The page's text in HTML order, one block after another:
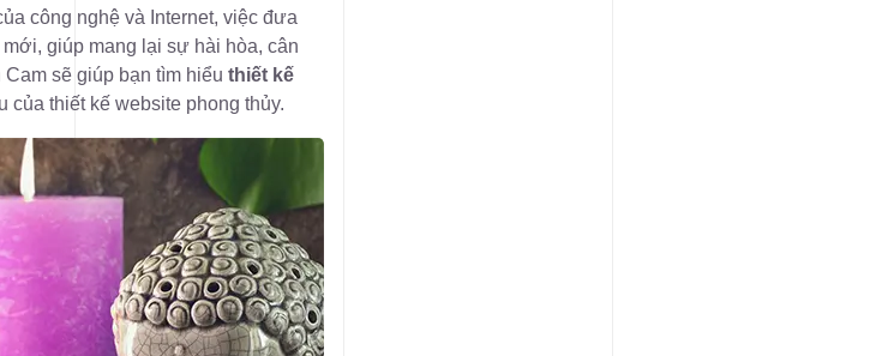
công nghệ và Internet, việc đưa
giúp mang lại sự hài hòa, cân
sẽ giúp bạn tìm hiểu thiết kế
của thiết kế website phong thủy.